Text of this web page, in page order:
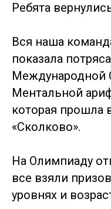
Ребята
Вся наша
показала
Международной
Ментальной
которая прошла
«Сколково».
На Олимпиаду
все взяли
уровнях и